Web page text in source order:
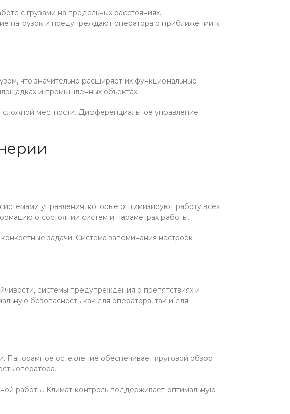
с грузами на предельных расстояниях.
нагрузок и предупреждают оператора о приближении к
что значительно расширяет их функциональные
и промышленных объектах.
местности. Дифференциальное управление
управления, которые оптимизируют работу всех
о состоянии систем и параметрах работы.
задачи. Система запоминания настроек
системы предупреждения о препятствиях и
безопасность как для оператора, так и для
Панорамное остекление обеспечивает круговой обзор
оператора.
работы. Климат-контроль поддерживает оптимальную